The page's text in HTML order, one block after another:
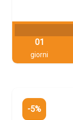
01
giorni
-5%